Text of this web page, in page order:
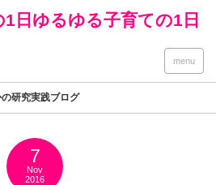
日ゆるゆる子育ての1日
menu
研究実践ブログ
7
Nov
2016